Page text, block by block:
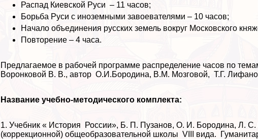
Распад Киевской Руси – 11 часов;
Борьба Руси с иноземными завоевателями – 10 часов;
Начало объединения русских земель вокруг Московского
Повторение – 4 часа.
Предлагаемое в рабочей программе распределение часов по
Воронковой В. В., автор О.И.Бородина, В.М. Мозговой, Т.Г.
Название учебно-методического комплекта:
1. Учебник « История России», Б. П. Пузанов, О. И. Бородина, Л.
(коррекционной) общеобразовательной школы VIII вида.